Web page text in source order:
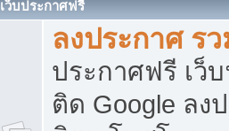
เว็บประกาศฟรี
ลงประกาศ ร
ประกาศฟรี เว็
ติด Google ลง